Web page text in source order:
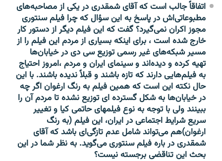
اتفاقاً جالب است که آقای شمقدری در یکی از مصاحبه‌های
مطبوعاتی‌اش در پاسخ به این سؤال که چرا فیلم سنتوری
مجوز اکران نمی‌گیرد؟ گفت که این فیلم دیگر از دستور کار
خارج شده است ، برای اینکه بسیاری از مردم این فیلم را از
مسیر شبکه‌های غیر رسمی توزیع سی دی در خیابان‌ها
تهیه کرده و دیده‌اند و سینمای ایران و مردم ،امروز احتیاج
به فیلم‌هایی دارند که تازه باشند و قبلاً ندیده‌ باشند. با این
حال نکته این است که همین فیلم به رنگ ارغوان اگر چه
در خیابان‌ها به شکل گسترده ای توزیع نشده تا مردم آن را
ببینند ولی با توجه به نوع فیلمهای حاتمی کیا و تغییر
سریع شرایط اجتماعی در ایران، این فیلم (به رنگ
ارغوان)هم می‌تواند شامل عدم تازگی‌ای باشد که آقای
شمقدری در باره فیلم سنتوری می‌گوید. به نظر شما در این
بحث این تناقضی برجسته نیست؟